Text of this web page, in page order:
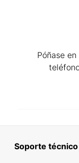
Póñase
Soporte técnico